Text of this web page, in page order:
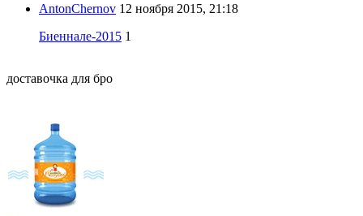
AntonChernov 12 ноября 2015, 21:18
Биеннале-2015 1
доставочка для бро